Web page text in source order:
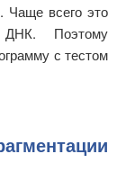
. Чаще всего это
ДНК. Поэтому
с тестом